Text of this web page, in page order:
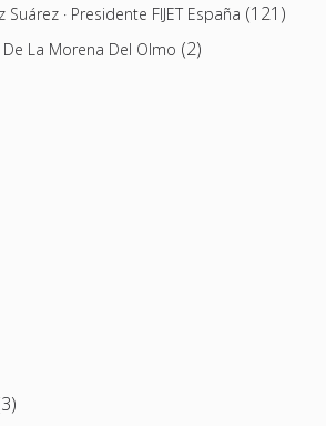
· Presidente FIJET España (121)
De La Morena Del Olmo (2)